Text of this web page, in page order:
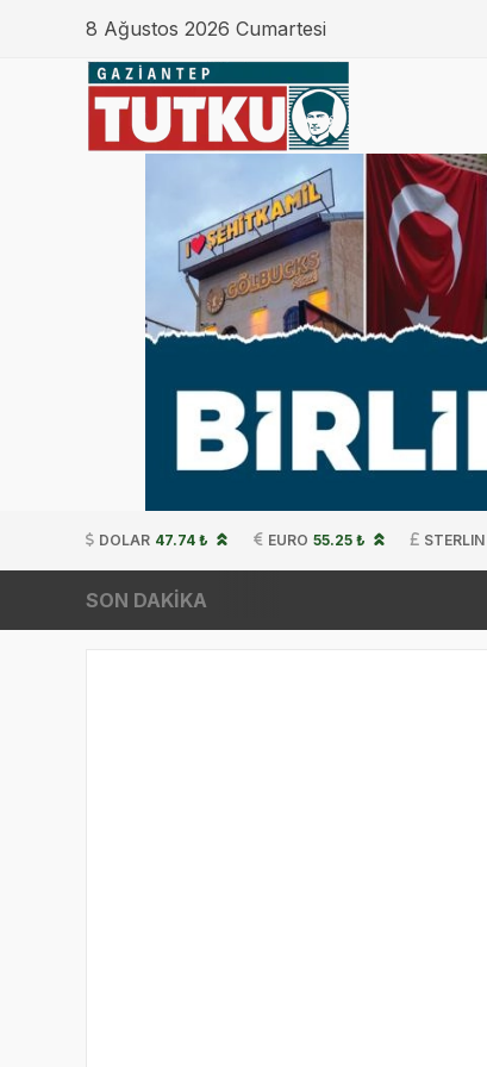
8 Ağustos 2026 Cumartesi
DOLAR 47.74 ₺ EURO 55.25 ₺ STERLIN
SON DAKİKA